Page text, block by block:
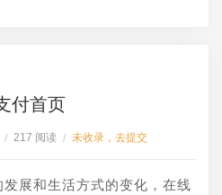
付首页
/ 217 阅读 / 未收录，去提交
展和生活方式的变化，在线